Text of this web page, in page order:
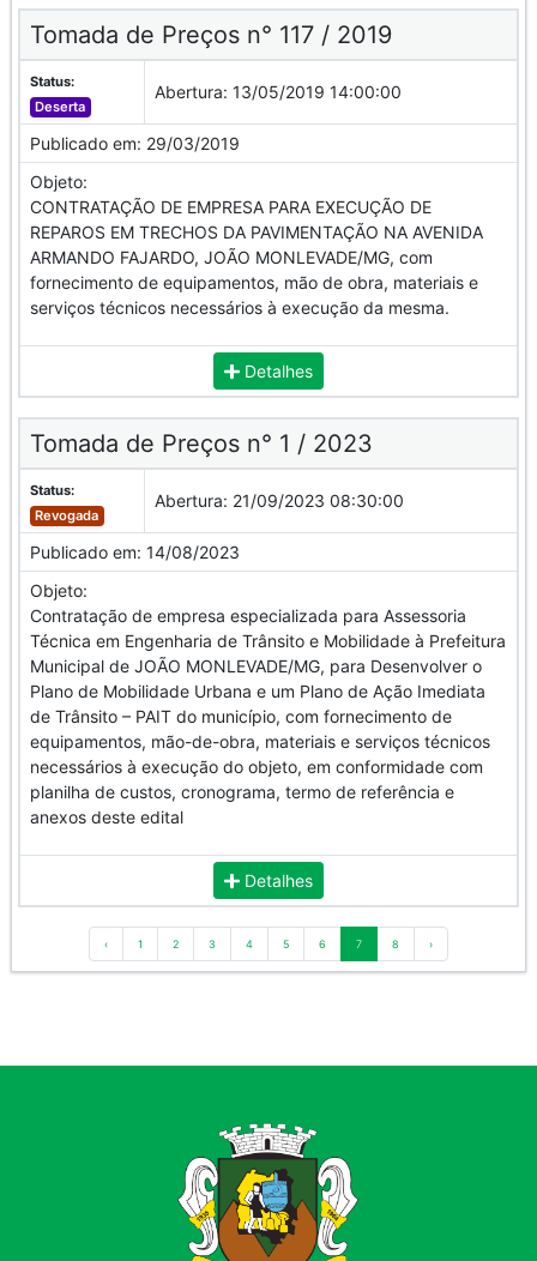
Tomada de Preços n° 117 / 2019
Status:
Deserta
Abertura: 13/05/2019 14:00:00
Publicado em: 29/03/2019
Objeto:
CONTRATAÇÃO DE EMPRESA PARA EXECUÇÃO DE
REPAROS EM TRECHOS DA PAVIMENTAÇÃO NA AVENIDA
ARMANDO FAJARDO, JOÃO MONLEVADE/MG, com
fornecimento de equipamentos, mão de obra, materiais e
serviços técnicos necessários à execução da mesma.
Detalhes
Tomada de Preços n° 1 / 2023
Status:
Revogada
Abertura: 21/09/2023 08:30:00
Publicado em: 14/08/2023
Objeto:
Contratação de empresa especializada para Assessoria
Técnica em Engenharia de Trânsito e Mobilidade à Prefeitura
Municipal de JOÃO MONLEVADE/MG, para Desenvolver o
Plano de Mobilidade Urbana e um Plano de Ação Imediata
de Trânsito – PAIT do município, com fornecimento de
equipamentos, mão-de-obra, materiais e serviços técnicos
necessários à execução do objeto, em conformidade com
planilha de custos, cronograma, termo de referência e
anexos deste edital
Detalhes
‹ 1 2 3 4 5 6 7 8 ›